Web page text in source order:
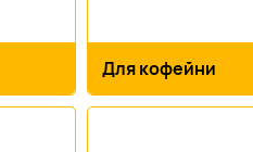
Для кофейни